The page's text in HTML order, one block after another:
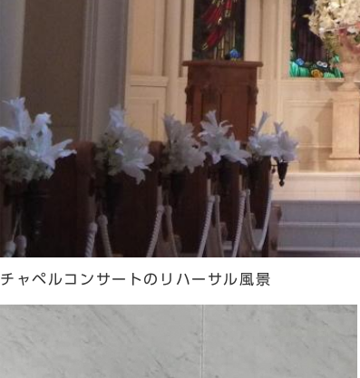
チャペルコンサートのリハーサル風景